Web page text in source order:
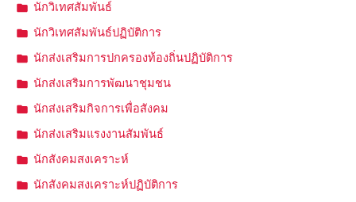
นักวิเทศสัมพันธ์
นักวิเทศสัมพันธ์ปฏิบัติการ
นักส่งเสริมการปกครองท้องถิ่นปฏิบัติการ
นักส่งเสริมการพัฒนาชุมชน
นักส่งเสริมกิจการเพื่อสังคม
นักส่งเสริมแรงงานสัมพันธ์
นักสังคมสงเคราะห์
นักสังคมสงเคราะห์ปฏิบัติการ